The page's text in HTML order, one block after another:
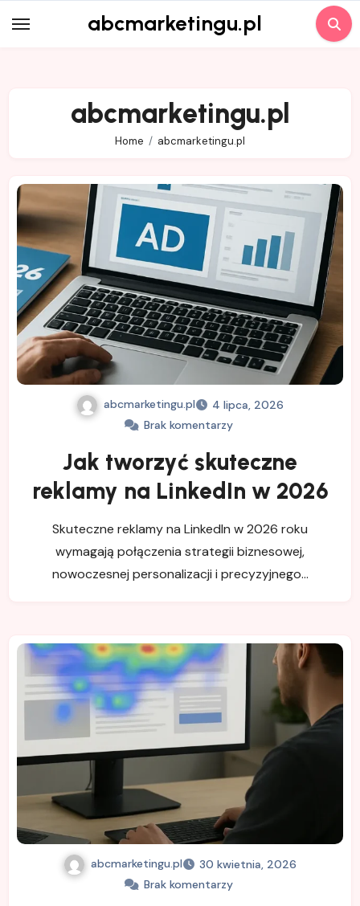
to
abcmarketingu.pl
abcmarketingu.pl
Home abcmarketingu.pl
abcmarketingu.pl
4 lipca, 2026
Brak komentarzy
Jak tworzyć skuteczne
reklamy na LinkedIn w 2026
Skuteczne reklamy na LinkedIn w 2026 roku
wymagają połączenia strategii biznesowej,
nowoczesnej personalizacji i precyzyjnego…
abcmarketingu.pl
30 kwietnia, 2026
Brak komentarzy